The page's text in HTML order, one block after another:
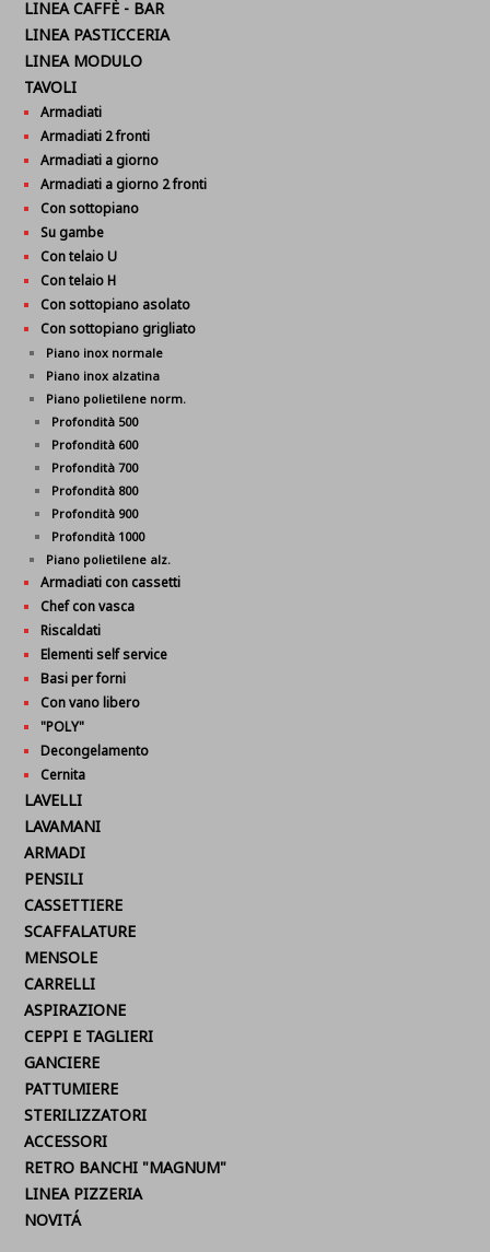
LINEA CAFFÈ - BAR
LINEA PASTICCERIA
LINEA MODULO
TAVOLI
Armadiati
Armadiati 2 fronti
Armadiati a giorno
Armadiati a giorno 2 fronti
Con sottopiano
Su gambe
Con telaio U
Con telaio H
Con sottopiano asolato
Con sottopiano grigliato
Piano inox normale
Piano inox alzatina
Piano polietilene norm.
Profondità 500
Profondità 600
Profondità 700
Profondità 800
Profondità 900
Profondità 1000
Piano polietilene alz.
Armadiati con cassetti
Chef con vasca
Riscaldati
Elementi self service
Basi per forni
Con vano libero
"POLY"
Decongelamento
Cernita
LAVELLI
LAVAMANI
ARMADI
PENSILI
CASSETTIERE
SCAFFALATURE
MENSOLE
CARRELLI
ASPIRAZIONE
CEPPI E TAGLIERI
GANCIERE
PATTUMIERE
STERILIZZATORI
ACCESSORI
RETRO BANCHI "MAGNUM"
LINEA PIZZERIA
NOVITÁ